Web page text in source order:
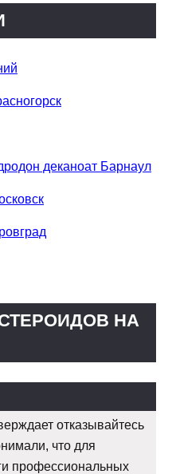
деканоат Барнаул
НА
отказывайтесь
что для
профессиональных